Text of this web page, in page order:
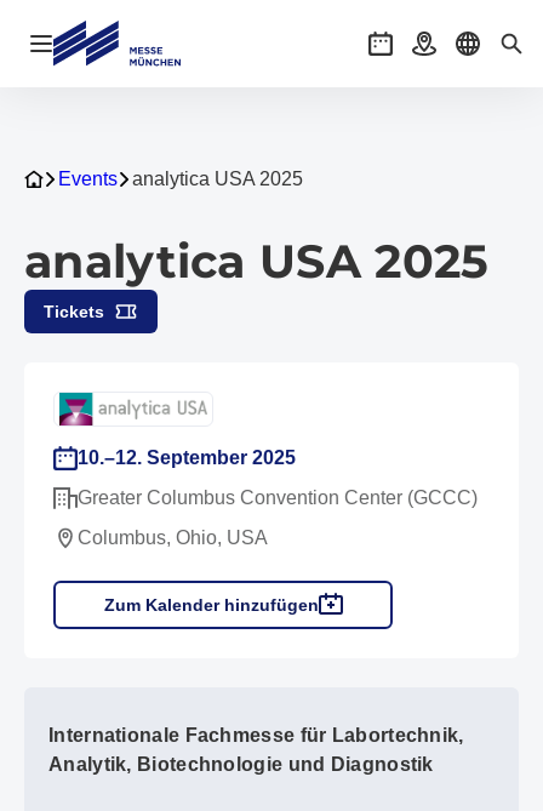
Navigation öffnen Veranstaltungen
AnreiseSprache
Events analytica USA 2025
analytica USA 2025
Tickets
10.–12. September 2025
Greater Columbus Convention Center (GCCC)
Columbus, Ohio, USA
Zum Kalender hinzufügen
Internationale Fachmesse für Labortechnik,
Analytik, Biotechnologie und Diagnostik